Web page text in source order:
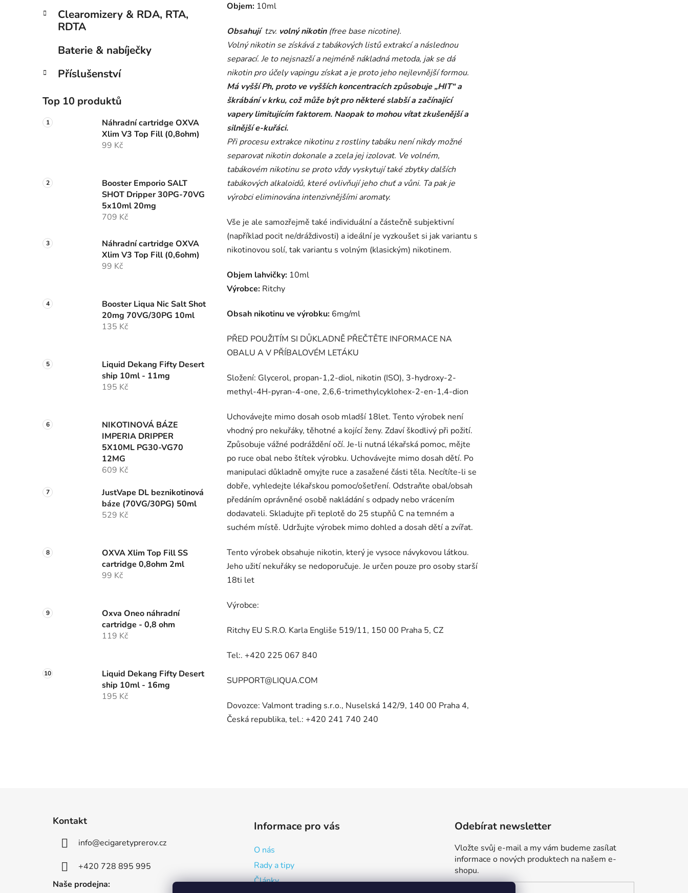
Clearomizery & RDA, RTA,
RDTA
Baterie & nabíječky
Příslušenství
Top 10 produktů
Náhradní cartridge OXVA
Xlim V3 Top Fill (0,8ohm)
99 Kč
Booster Emporio SALT
SHOT Dripper 30PG-70VG
5x10ml 20mg
709 Kč
Náhradní cartridge OXVA
Xlim V3 Top Fill (0,6ohm)
99 Kč
Booster Liqua Nic Salt Shot
20mg 70VG/30PG 10ml
135 Kč
Liquid Dekang Fifty Desert
ship 10ml - 11mg
195 Kč
NIKOTINOVÁ BÁZE
IMPERIA DRIPPER
5X10ML PG30-VG70
12MG
609 Kč
JustVape DL beznikotinová
báze (70VG/30PG) 50ml
529 Kč
OXVA Xlim Top Fill SS
cartridge 0,8ohm 2ml
99 Kč
Oxva Oneo náhradní
cartridge - 0,8 ohm
119 Kč
Liquid Dekang Fifty Desert
ship 10ml - 16mg
195 Kč
Objem: 10ml
Obsahují tzv. volný nikotin(free base nicotine).
Volný nikotin se získává z tabákových listů extrakcí a následnou
separací. Je to nejsnazší a nejméně nákladná metoda, jak se dá
nikotin pro účely vapingu získat a je proto jeho nejlevnější formou.
Má vyšší Ph, proto ve vyšších koncentracích způsobuje „HIT“ a
škrábání v krku, což může být pro některé slabší a začínající
vapery limitujícím faktorem. Naopak to mohou vítat zkušenější a
silnější e-kuřáci.
Při procesu extrakce nikotinu z rostliny tabáku není nikdy možné
separovat nikotin dokonale a zcela jej izolovat. Ve volném,
tabákovém nikotinu se proto vždy vyskytují také zbytky dalších
tabákových alkaloidů, které ovlivňují jeho chuť a vůni. Ta pak je
výrobci eliminována intenzivnějšími aromaty.
Vše je ale samozřejmě také individuální a částečně subjektivní
(například pocit ne/dráždivosti) a ideální je vyzkoušet si jak variantu s
nikotinovou solí, tak variantu s volným (klasickým) nikotinem.
Objem lahvičky: 10ml
Výrobce: Ritchy
Obsah nikotinu ve výrobku: 6mg/ml
PŘED POUŽITÍM SI DŮKLADNĚ PŘEČTĚTE INFORMACE NA
OBALU A V PŘÍBALOVÉM LETÁKU
Složení: Glycerol, propan-1,2-diol, nikotin (ISO), 3-hydroxy-2-
methyl-4H-pyran-4-one, 2,6,6-trimethylcyklohex-2-en-1,4-dion
Uchovávejte mimo dosah osob mladší 18let. Tento výrobek není
vhodný pro nekuřáky, těhotné a kojící ženy. Zdaví škodlivý při požití.
Způsobuje vážné podráždění očí. Je-li nutná lékařská pomoc, mějte
po ruce obal nebo štítek výrobku. Uchovávejte mimo dosah dětí. Po
manipulaci důkladně omyjte ruce a zasažené části těla. Necítíte-li se
dobře, vyhledejte lékařskou pomoc/ošetření. Odstraňte obal/obsah
předáním oprávněné osobě nakládání s odpady nebo vrácením
dodavateli. Skladujte při teplotě do 25 stupňů C na temném a
suchém místě. Udržujte výrobek mimo dohled a dosah dětí a zvířat.
Tento výrobek obsahuje nikotin, který je vysoce návykovou látkou.
Jeho užití nekuřáky se nedoporučuje. Je určen pouze pro osoby starší
18ti let
Výrobce:
Ritchy EU S.R.O. Karla Engliše 519/11, 150 00 Praha 5, CZ
Tel:. +420 225 067 840
SUPPORT@LIQUA.COM
Dovozce: Valmont trading s.r.o., Nuselská 142/9, 140 00 Praha 4,
Česká republika, tel.: +420 241 740 240
Kontakt
info@ecigaretyprerov.cz
+420 728 895 995
Naše prodejna:
Informace pro vás
O nás
Rady a tipy
Články
Odebírat newsletter
Vložte svůj e-mail a my vám budeme zasílat
informace o nových produktech na našem e-
shopu.